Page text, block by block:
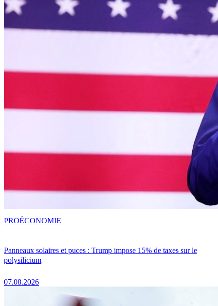
Panneaux solaires et puces : Trump impose 15% de taxes sur le
polysilicium
07.08.2026
PROÉCONOMIE